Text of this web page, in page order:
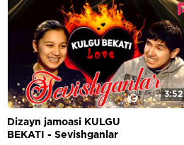
3:52
Dizayn jamoasi KULGU
BEKATI - Sevishganlar